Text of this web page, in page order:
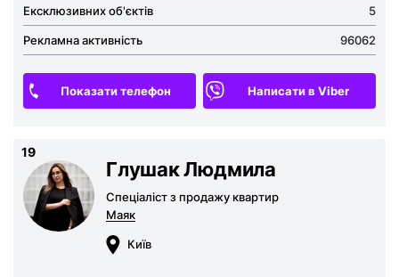
Ексклюзивних об'єктів 5
Рекламна активність 96062
Показати телефон Написати в Viber
19
Глушак Людмила
Спеціаліст з продажу квартир
Маяк
Київ